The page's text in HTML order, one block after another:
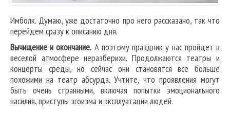
Имболк. Думаю, уже достаточно про него рассказано, так что
перейдем сразу к описанию дня.
Вычищение и окончание. А поэтому праздник у нас пройдет в
веселой атмосфере неразберихи. Продолжаются театры и
концерты среды, но сейчас они становятся все больше
похожими на театр абсурда. Учтите, что проявления могут
быть очень странными, включая попытки эмоционального
насилия, приступы эгоизма и эксплуатации людей.